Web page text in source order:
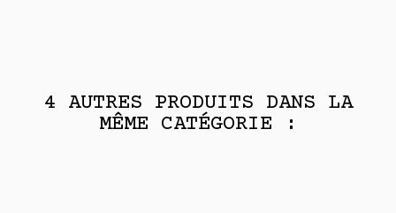
4 AUTRES PRODUITS DANS LA
MÊME CATÉGORIE :